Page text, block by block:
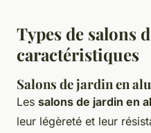
Types de salons
caractéristiques
Salons de jardin en
Les salons de jardin en
leur légèreté et leur